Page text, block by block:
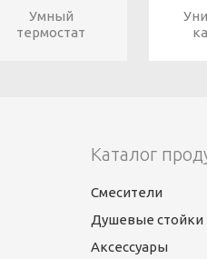
Умный
термостат
Каталог
Смесители
Душевые стойки
Аксессуары